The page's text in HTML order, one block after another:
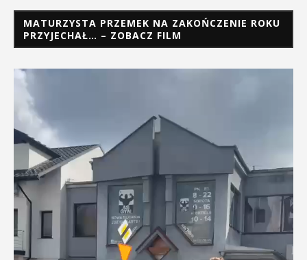
MATURZYSTA PRZEMEK NA ZAKOŃCZENIE ROKU
PRZYJECHAŁ… – ZOBACZ FILM
Odtwarzacz